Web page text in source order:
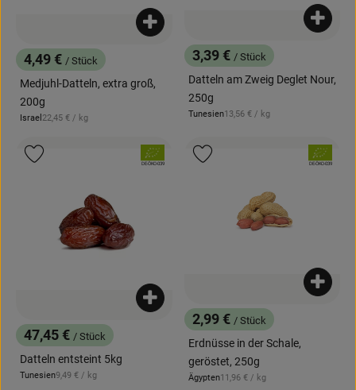
, Preis:
4,49 € / Stück
Medjuhl-Datteln, extra groß,
200g
, Herkunft:
Israel , Referenzpreis:
22,45 € / kg
Produkt zum Warenkorb hinzufügen
, Preis:
3,39 € / Stück
Datteln am Zweig Deglet Nour,
250g
, Herkunft:
Tunesien, Referenzpreis:
13,56 € / kg
, Preis:
47,45 € / Stück
Datteln entsteint 5kg
, Herkunft:
Tunesien, Referenzpreis:
9,49 € / kg
Produkt zum Warenkorb hinzufügen
, Verband:
, Kontrollstelle:
DE-ÖKO-039
Produkt zu Favouriten hinzufügen
, Preis:
2,99 € / Stück
Erdnüsse in der Schale,
geröstet, 250g
, Herkunft:
Ägypten, Referenzpreis:
11,96 € / kg
, Verband:
, Kontrollstelle:
DE-ÖKO-039
Produkt zu Favouriten hinzufügen